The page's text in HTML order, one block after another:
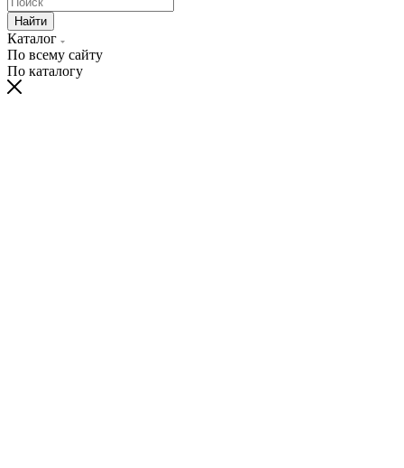
Найти
Каталог
По всему сайту
По каталогу